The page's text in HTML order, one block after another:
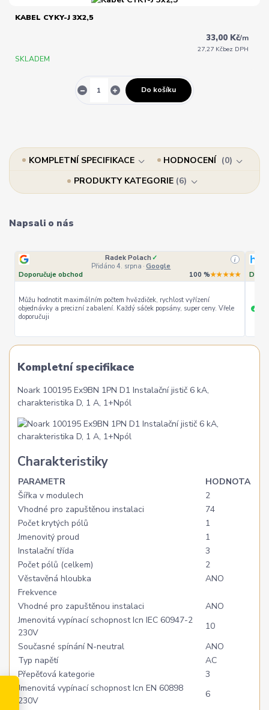
KABEL CYKY-J 3X2,5
33,00 Kč/m
27,27 Kčbez DPH
SKLADEM
Do košíku
KOMPLETNÍ SPECIFIKACE HODNOCENÍ
0
PRODUKTY KATEGORIE 6
Napsali o nás
Radek Polach ✓
Přidáno 4. srpna · Google
i
Doporučuje obchod 100 %★★★★★
Můžu hodnotit maximálním počtem hvězdiček, rychlost vyřízení
objednávky a precizní zabalení. Každý sáček popsány, super ceny. Vřele
doporučuji
+
Kompletní specifikace
Noark 100195 Ex9BN 1PN D1 Instalační jistič 6 kA,
charakteristika D, 1 A, 1+Npól
Charakteristiky
PARAMETR
HODNOTA
Šířka v modulech
2
Vhodné pro zapuštěnou instalaci
74
Počet krytých pólů
1
Jmenovitý proud
1
Instalační třída
3
Počet pólů (celkem)
2
Věstavěná hloubka
ANO
Frekvence
Vhodné pro zapuštěnou instalaci
ANO
Jmenovitá vypínací schopnost Icn IEC 60947-2
230V
10
Současné spínání N-neutral
ANO
Typ napětí
AC
Přepěťová kategorie
3
Jmenovitá vypínací schopnost Icn EN 60898
230V
6